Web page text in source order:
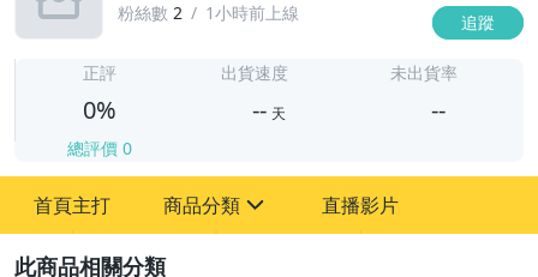
粉絲數 2 1小時前上線 追蹤
正評
0%
總評價 0
出貨速度
-- 天
未出貨率
--
首頁主打 商品分類 直播影片